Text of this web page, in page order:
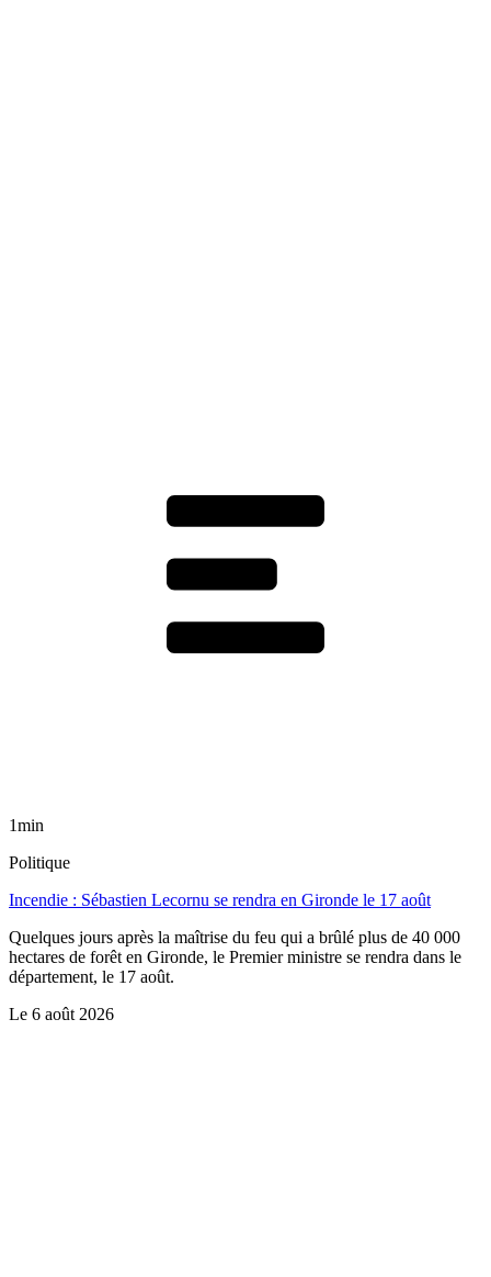
1min
Politique
Incendie : Sébastien Lecornu se rendra en Gironde le 17 août
Quelques jours après la maîtrise du feu qui a brûlé plus de 40 000
hectares de forêt en Gironde, le Premier ministre se rendra dans le
département, le 17 août.
Le 6 août 2026